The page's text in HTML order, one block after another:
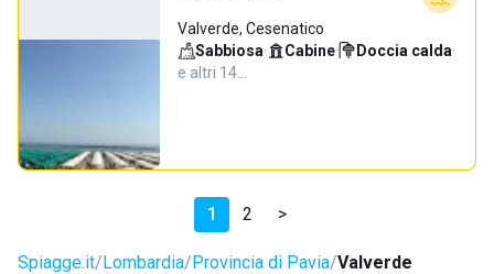
Valverde, Cesenatico
Sabbiosa· Cabine· Doccia calda·
e altri 14…
1 2 >
Spiagge.it Lombardia Provincia di Pavia Valverde